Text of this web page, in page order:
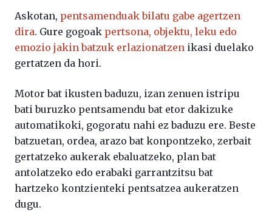
Askotan, pentsamenduak bilatu gabe agertzen
dira. Gure gogoak pertsona, objektu, leku edo
emozio jakin batzuk erlazionatzen ikasi duelako
gertatzen da hori.
Motor bat ikusten baduzu, izan zenuen istripu
bati buruzko pentsamendu bat etor dakizuke
automatikoki, gogoratu nahi ez baduzu ere. Beste
batzuetan, ordea, arazo bat konpontzeko, zerbait
gertatzeko aukerak ebaluatzeko, plan bat
antolatzeko edo erabaki garrantzitsu bat
hartzeko kontzienteki pentsatzea aukeratzen
dugu.